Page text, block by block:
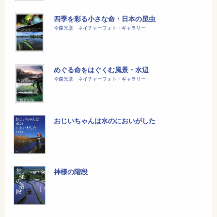
四季を彩る小さな命・日本の昆虫
今森光彦 ネイチャーフォト・ギャラリー
めぐる命をはぐくむ風景・水辺
今森光彦 ネイチャーフォト・ギャラリー
おじいちゃんは水のにおいがした
神様の階段